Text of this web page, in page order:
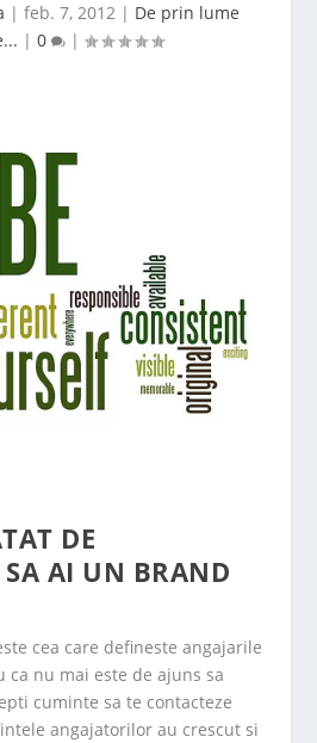
| feb. 7, 2012 | De prin lume
| 0 |
DE
AI UN BRAND
cea care defineste angajarile
ca nu mai este de ajuns sa
cuminte sa te contacteze
angajatorilor au crescut si